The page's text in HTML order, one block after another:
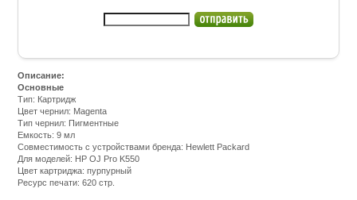
Описание:
Основные
Тип: Картридж
Цвет чернил: Magenta
Тип чернил: Пигментные
Емкость: 9 мл
Совместимость с устройствами бренда: Hewlett Packard
Для моделей: HP OJ Pro K550
Цвет картриджа: пурпурный
Ресурс печати: 620 стр.